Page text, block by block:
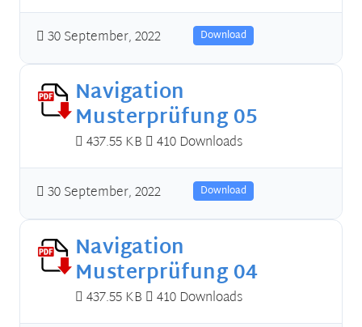
30 September, 2022 Download
Navigation
Musterprüfung 05
437.55 KB 410 Downloads
30 September, 2022 Download
Navigation
Musterprüfung 04
437.55 KB 410 Downloads